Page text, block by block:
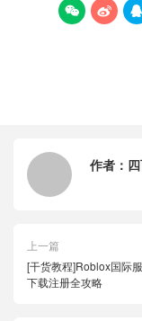
  
作者：
上一篇
[干货教程]Roblox国际
下载注册全攻略